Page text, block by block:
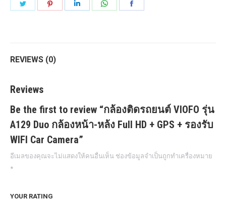
หล้ง
GPS
รองรับ
WIFI
Car
Camera
REVIEWS (0)
Reviews
Be the first to review “กล้องติดรถยนต์ VIOFO รุ่น
A129 Duo กล้องหน้า-หล้ง Full HD + GPS + รองรับ
WIFI Car Camera”
อีเมลของคุณจะไม่แสดงให้คนอื่นเห็น ช่องข้อมูลจำเป็นถูกทำเครื่องหมาย
*
YOUR RATING